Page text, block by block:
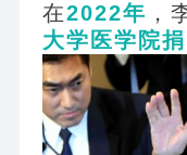
在2022年 ，
大学医学院